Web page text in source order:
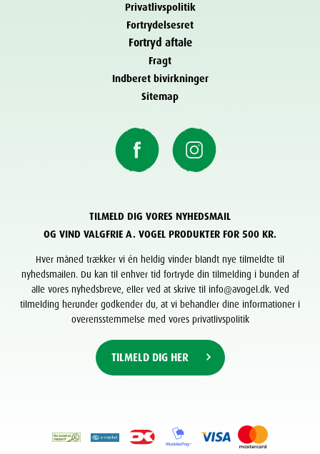
Privatlivspolitik
Fortrydelsesret
Fortryd aftale
Fragt
Indberet bivirkninger
Sitemap
TILMELD DIG VORES NYHEDSMAIL
OG VIND VALGFRIE A. VOGEL PRODUKTER FOR 500 KR.
Hver måned trækker vi én heldig vinder blandt nye tilmeldte til
nyhedsmailen. Du kan til enhver tid fortryde din tilmelding i bunden af
alle vores nyhedsbreve, eller ved at skrive til info@avogel.dk. Ved
tilmelding herunder godkender du, at vi behandler dine informationer i
overensstemmelse med vores privatlivspolitik
TILMELD DIG HER